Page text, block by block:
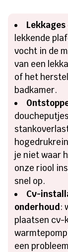
lekkende
vocht in de
van een
of het
badkamer.
je niet waar
onze riool
snel op.
Cv-
onderhoud:
plaatsen cv-
een